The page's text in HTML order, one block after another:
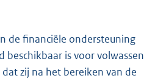
de financiële ondersteuning
beschikbaar is voor volwassen
zij na het bereiken van de